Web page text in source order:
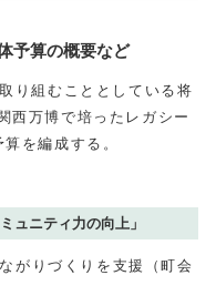
予算の概要など
り組むこととしている将
西万博で培ったレガシー
を編成する。
ュニティ力の向上」
がりづくりを支援（町会